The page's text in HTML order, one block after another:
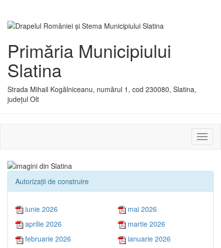
Primăria Municipiului
Slatina
Strada Mihail Kogălniceanu, numărul 1, cod 230080, Slatina,
județul Olt
sau
Autorizaţii de construire
iunie 2026
mai 2026
aprilie 2026
martie 2026
februarie 2026
ianuarie 2026